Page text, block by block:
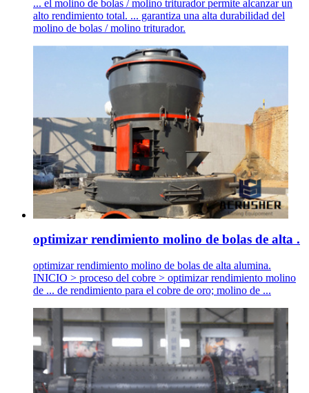
... el molino de bolas / molino triturador permite alcanzar un
alto rendimiento total. ... garantiza una alta durabilidad del
molino de bolas / molino triturador.
optimizar rendimiento molino de bolas de alta .
optimizar rendimiento molino de bolas de alta alumina.
INICIO > proceso del cobre > optimizar rendimiento molino
de ... de rendimiento para el cobre de oro; molino de ...